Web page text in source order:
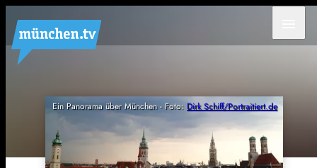
Ein Panorama über München - Foto: Dirk Schiff/Portraitiert.de